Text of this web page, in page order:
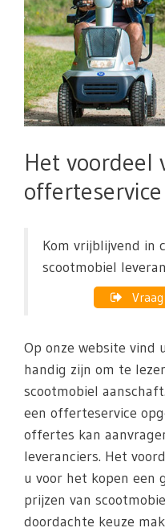
Het voordeel
offerteservice
Kom vrijblijvend in
scootmobiel
Op onze website vind
handig zijn om te
scootmobiel
een offerteservice
offertes kan
leveranciers. Het
u voor het kopen een
prijzen van
doordachte keuze